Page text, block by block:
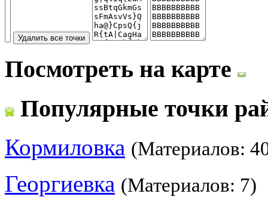
Посмотреть на карте
Популярные точки
Кормиловка (Материалов:
Георгиевка (Материалов: 7)